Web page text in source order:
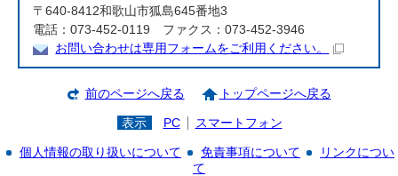
〒640-8412和歌山市狐島645番地3
電話：073-452-0119 ファクス：073-452-3946
お問い合わせは専用フォームをご利用ください。
前のページへ戻る トップページへ戻る
表示 PC スマートフォン
個人情報の取り扱いについて 免責事項について
リンクについ
て